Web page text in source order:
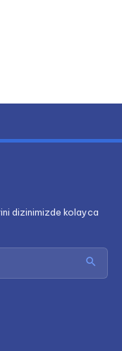
dizinimizde kolayca